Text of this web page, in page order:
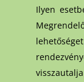
Ilyen